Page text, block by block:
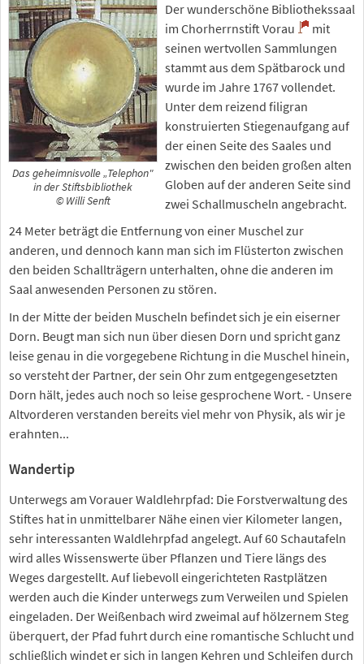
Das geheimnisvolle „Telephon"
in der Stiftsbibliothek
© Willi Senft
Der wunderschöne Bibliothekssaal
im Chorherrnstift Vorau
mit
seinen wertvollen Sammlungen
stammt aus dem Spätbarock und
wurde im Jahre 1767 vollendet.
Unter dem reizend filigran
konstruierten Stiegenaufgang auf
der einen Seite des Saales und
zwischen den beiden großen alten
Globen auf der anderen Seite sind
zwei Schallmuscheln angebracht.
24 Meter beträgt die Entfernung von einer Muschel zur
anderen, und dennoch kann man sich im Flüsterton zwischen
den beiden Schallträgern unterhalten, ohne die anderen im
Saal anwesenden Personen zu stören.
In der Mitte der beiden Muscheln befindet sich je ein eiserner
Dorn. Beugt man sich nun über diesen Dorn und spricht ganz
leise genau in die vorgegebene Richtung in die Muschel hinein,
so versteht der Partner, der sein Ohr zum entgegengesetzten
Dorn hält, jedes auch noch so leise gesprochene Wort. - Unsere
Altvorderen verstanden bereits viel mehr von Physik, als wir je
erahnten...
Wandertip
Unterwegs am Vorauer Waldlehrpfad: Die Forstverwaltung des
Stiftes hat in unmittelbarer Nähe einen vier Kilometer langen,
sehr interessanten Waldlehrpfad angelegt. Auf 60 Schautafeln
wird alles Wissenswerte über Pflanzen und Tiere längs des
Weges dargestellt. Auf liebevoll eingerichteten Rastplätzen
werden auch die Kinder unterwegs zum Verweilen und Spielen
eingeladen. Der Weißenbach wird zweimal auf hölzernem Steg
überquert, der Pfad fuhrt durch eine romantische Schlucht und
schließlich windet er sich in langen Kehren und Schleifen durch